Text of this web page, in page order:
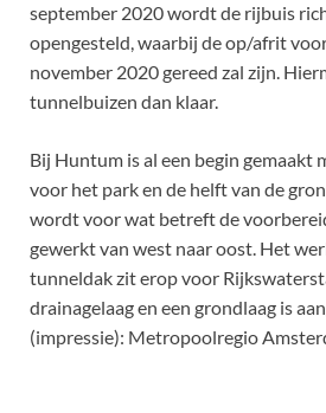
september 2020 wordt de rijbuis
opengesteld, waarbij de op/afrit
november 2020 gereed zal zijn.
tunnelbuizen dan klaar.
Bij Huntum is al een begin gemaakt
voor het park en de helft van de
wordt voor wat betreft de
gewerkt van west naar oost. Het
tunneldak zit erop voor
drainagelaag en een grondlaag is
(impressie): Metropoolregio